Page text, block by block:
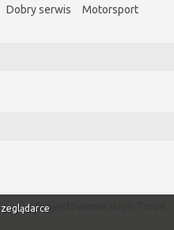
Dobry serwis Motorsport
Projektowanie stron Toruń